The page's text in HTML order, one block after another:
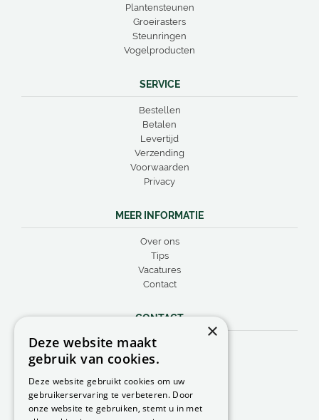
Plantensteunen
Groeirasters
Steunringen
Vogelproducten
SERVICE
Bestellen
Betalen
Levertijd
Verzending
Voorwaarden
Privacy
MEER INFORMATIE
Over ons
Tips
Vacatures
Contact
CONTACT
Peacock Garden Supports
Industrieweg 22
Nederland
0499 57 40 80
×
Deze website maakt
gebruik van cookies.
Deze website gebruikt cookies om uw
gebruikerservaring te verbeteren. Door
onze website te gebruiken, stemt u in met